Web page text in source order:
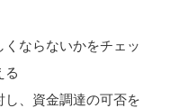
ならないかをチェッ
る
、資金調達の可否を